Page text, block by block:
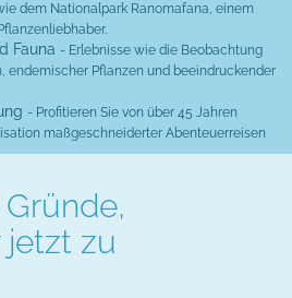
dem Nationalpark Ranomafana, einem
Fauna - Erlebnisse wie die Beobachtung
endemischer Pflanzen und beeindruckender
- Profitieren Sie von über 45 Jahren
maßgeschneiderter Abenteuerreisen
jetzt zu